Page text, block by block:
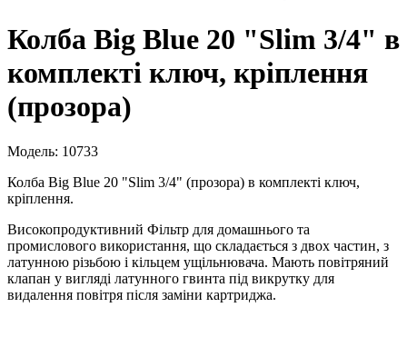
Колба Вig Вlue 20 "Slim 3/4" в
комплекті ключ, кріплення
(прозора)
Модель: 10733
Колба Вig Вlue 20 "Slim 3/4" (прозора) в комплекті ключ,
кріплення.
Високопродуктивний Фільтр для домашнього та
промислового використання, що складається з двох частин, з
латунною різьбою і кільцем ущільнювача. Мають повітряний
клапан у вигляді латунного гвинта під викрутку для
видалення повітря після заміни картриджа.